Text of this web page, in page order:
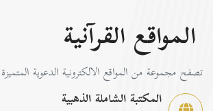
المواقع القرآنية
تصفح مجموعة من المواقع الالكترونية الدعوية المتميزة
المكتبة الشاملة الذهبية